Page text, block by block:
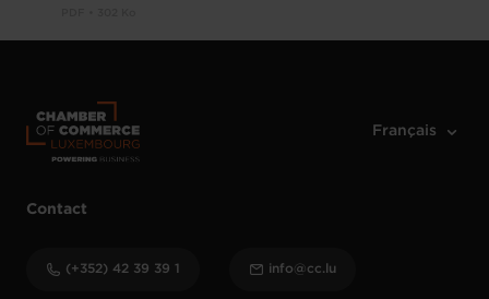
Contact
(+352) 42 39 39 1 info@cc.lu